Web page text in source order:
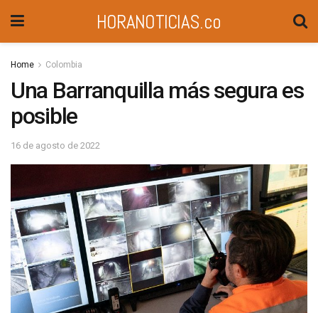
HORANOTICIAS.co
Home Colombia
Una Barranquilla más segura es
posible
16 de agosto de 2022